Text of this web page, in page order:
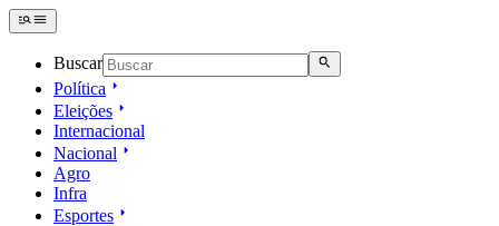
Buscar
Política
Eleições
Internacional
Nacional
Agro
Infra
Esportes